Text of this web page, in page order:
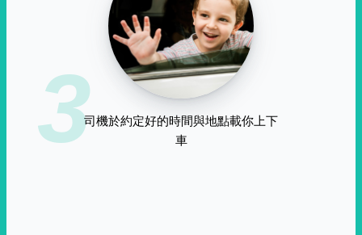
3司機於約定好的時間與地點載你上下
車